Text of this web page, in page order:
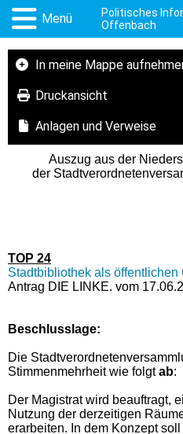
Menü
Politisches
Offenbach
In meine Mappe
Druckansicht
Anlagen und Verweise
Auszug aus der
der
TOP 24
Stadtbibliothek als öffentlichen
Antrag DIE LINKE. vom
Beschlusslage:
Die
Stimmenmehrheit wie folgtab:
Der Magistrat wird beauftragt,
Nutzung der derzeitigen
erarbeiten. In dem Konzept